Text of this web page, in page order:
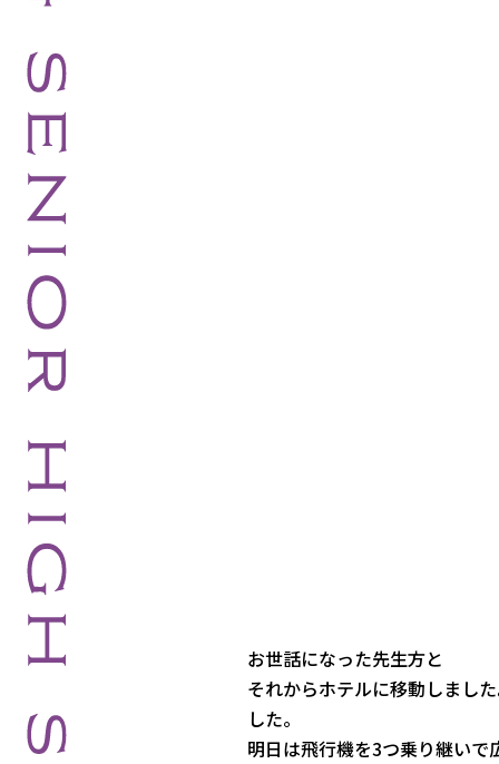
お世話になった先生方と
それからホテルに移動しまし
した。
明日は飛行機を3つ乗り継いで